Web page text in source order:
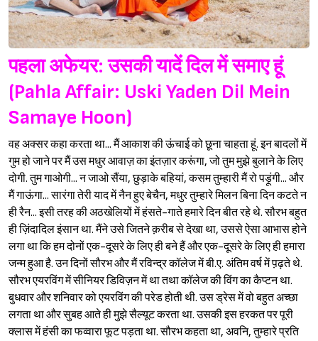
Sign in
पहला अफेयर: उसकी यादें दिल में समाए हूं
(Pahla Affair: Uski Yaden Dil Mein
Samaye Hoon)
वह अक्सर कहा करता था... मैं आकाश की ऊंचाई को छूना चाहता हूं. इन बादलों में
गुम हो जाने पर मैं उस मधुर आवाज़ का इंतज़ार करूंगा, जो तुम मुझे बुलाने के लिए
दोगी. तुम गाओगी... न जाओ सैंया, छुड़ाके बहियां, कसम तुम्हारी मैं रो पड़ूंगी... और
मैं गाऊंगा... सारंगा तेरी याद में नैन हुए बेचैन, मधुर तुम्हारे मिलन बिना दिन कटते न
ही रैन... इसी तरह की अठखेलियों में हंसते-गाते हमारे दिन बीत रहे थे. सौरभ बहुत
ही ज़िंदादिल इंसान था. मैंने उसे जितने क़रीब से देखा था, उससे ऐसा आभास होने
लगा था कि हम दोनों एक-दूसरे के लिए ही बने हैं और एक-दूसरे के लिए ही हमारा
जन्म हुआ है. उन दिनों सौरभ और मैं रविन्द्र कॉलेज में बी.ए. अंतिम वर्ष में प़ढ़ते थे.
सौरभ एयरविंग में सीनियर डिविज़न में था तथा कॉलेज की विंग का कैप्टन था.
बुधवार और शनिवार को एयरविंग की परेड होती थी. उस ड्रेस में वो बहुत अच्छा
लगता था और सुबह आते ही मुझे सैल्यूट करता था. उसकी इस हरकत पर पूरी
क्लास में हंसी का फव्वारा फूट पड़ता था. सौरभ कहता था, अवनि, तुम्हारे प्रति